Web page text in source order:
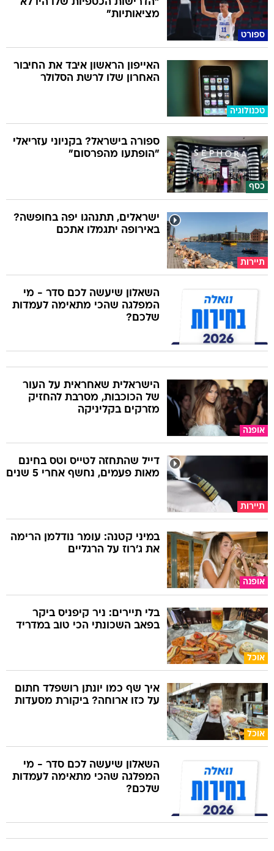
ספורט
"הדרישות הכספיות שלו היו לא
מציאותיות"
טכנולוגיה
האייפון הראשון איבד את החיבור
האחרון שלו לרשת הסלולר
כסף
ספורה בישראל? בקניוני עזריאלי
"הופתעו מהפרסום"
תיירות
ישראלים, תתנהגו יפה בחופשה?
באירופה יתגמלו אתכם
השאלון שיעשה לכם סדר - מי
המפלגה שהכי מתאימה לעמדות
שלכם?
אופנה
הישראלית שאחראית על העור
של הכוכבות, מסרבת להחזיק
מזרקים בקליניקה
תיירות
דייל שהתחזה לטייס וטס בחינם
מאות פעמים, נחשף אחרי 5 שנים
אופנה
במיני קטנה: עומר נודלמן הרימה
את ג'רוז על הרגליים
אוכל
בלי תיירים: ניר קיפניס ביקר
בפאב השכונתי הכי טוב במדריד
אוכל
איך שף כמו יונתן רושפלד חתום
על כזו ארוחה? ביקורת מסעדות
השאלון שיעשה לכם סדר - מי
המפלגה שהכי מתאימה לעמדות
שלכם?